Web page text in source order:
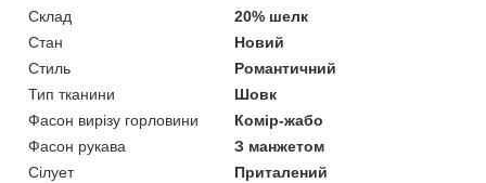
Склад
20% шелк
Стан
Новий
Стиль
Романтичний
Тип тканини
Шовк
Фасон вирізу горловини
Комір-жабо
Фасон рукава
З манжетом
Сілует
Приталений